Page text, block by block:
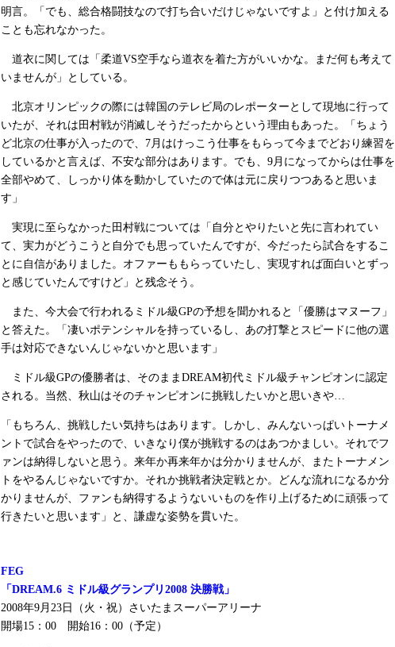
明言。「でも、総合格闘技なので打ち合いだけじゃないですよ」と付け加える
ことも忘れなかった。
道衣に関しては「柔道VS空手なら道衣を着た方がいいかな。まだ何も考えて
いませんが」としている。
北京オリンピックの際には韓国のテレビ局のレポーターとして現地に行って
いたが、それは田村戦が消滅しそうだったからという理由もあった。「ちょう
ど北京の仕事が入ったので、7月はけっこう仕事をもらって今までどおり練習を
しているかと言えば、不安な部分はあります。でも、9月になってからは仕事を
全部やめて、しっかり体を動かしていたので体は元に戻りつつあると思いま
す」
実現に至らなかった田村戦については「自分とやりたいと先に言われてい
て、実力がどうこうと自分でも思っていたんですが、今だったら試合をするこ
とに自信がありました。オファーももらっていたし、実現すれば面白いとずっ
と感じていたんですけど」と残念そう。
また、今大会で行われるミドル級GPの予想を聞かれると「優勝はマヌーフ」
と答えた。「凄いポテンシャルを持っているし、あの打撃とスピードに他の選
手は対応できないんじゃないかと思います」
ミドル級GPの優勝者は、そのままDREAM初代ミドル級チャンピオンに認定
される。当然、秋山はそのチャンピオンに挑戦したいかと思いきや…
「もちろん、挑戦したい気持ちはあります。しかし、みんないっぱいトーナメ
ントで試合をやったので、いきなり僕が挑戦するのはあつかましい。それでフ
ァンは納得しないと思う。来年か再来年かは分かりませんが、またトーナメン
トをやるんじゃないですか。それか挑戦者決定戦とか。どんな流れになるか分
かりませんが、ファンも納得するようないいものを作り上げるために頑張って
行きたいと思います」と、謙虚な姿勢を貫いた。
FEG
「DREAM.6 ミドル級グランプリ2008 決勝戦」
2008年9月23日（火・祝）さいたまスーパーアリーナ
開場15：00 開始16：00（予定）